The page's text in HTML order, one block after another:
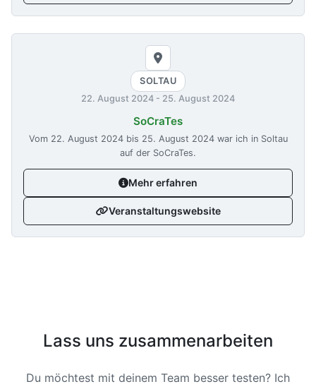
SOLTAU
22. August 2024 - 25. August 2024
SoCraTes
Vom 22. August 2024bis 25. August 2024war ich in Soltau
auf der SoCraTes.
Mehr erfahren
Veranstaltungswebsite
Lass uns zusammenarbeiten
Du möchtest mit deinem Team besser testen? Ich